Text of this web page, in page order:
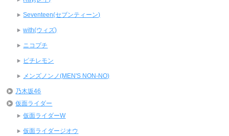
Seventeen(セブンティーン)
with(ウィズ)
ニコプチ
ピチレモン
メンズノンノ(MEN'S NON-NO)
乃木坂46
仮面ライダー
仮面ライダーW
仮面ライダージオウ